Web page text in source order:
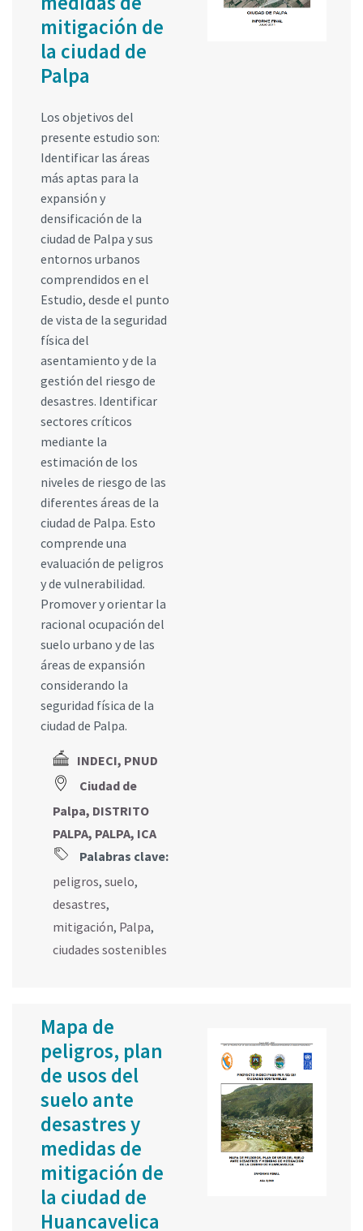
mitigación de
la ciudad de
Palpa
Los objetivos del
presente estudio son:
Identificar las áreas
más aptas para la
expansión y
densificación de la
ciudad de Palpa y sus
entornos urbanos
comprendidos en el
Estudio, desde el punto
de vista de la seguridad
física del
asentamiento y de la
gestión del riesgo de
desastres. Identificar
sectores críticos
mediante la
estimación de los
niveles de riesgo de las
diferentes áreas de la
ciudad de Palpa. Esto
comprende una
evaluación de peligros
y de vulnerabilidad.
Promover y orientar la
racional ocupación del
suelo urbano y de las
áreas de expansión
considerando la
seguridad física de la
ciudad de Palpa.
INDECI, PNUD
Ciudad de
Palpa, DISTRITO
PALPA, PALPA, ICA
Palabras clave:
peligros, suelo,
desastres,
mitigación, Palpa,
ciudades sostenibles
Mapa de
peligros, plan
de usos del
suelo ante
desastres y
medidas de
mitigación de
la ciudad de
Huancavelica